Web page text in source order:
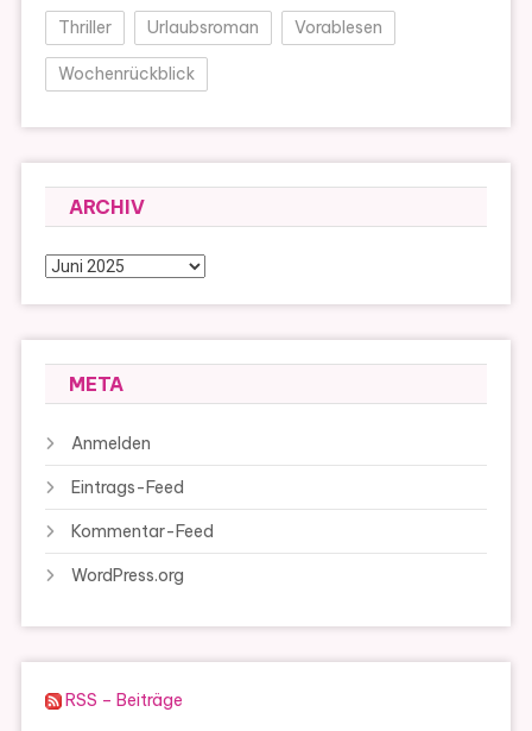
Thriller Urlaubsroman Vorablesen
Wochenrückblick
ARCHIV
Archiv
META
Anmelden
Eintrags-Feed
Kommentar-Feed
WordPress.org
RSS – Beiträge